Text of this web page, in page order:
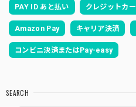
PAY ID あと払い クレジットカ
Amazon Pay キャリア決済
コンビニ決済またはPay-easy
SEARCH